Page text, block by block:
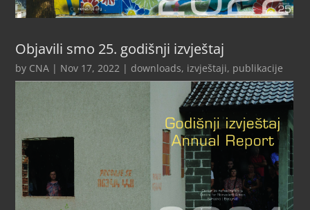
Objavili smo 25. godišnji izvještaj
by CNA | Nov 17, 2022 | downloads, izvještaji, publikacije